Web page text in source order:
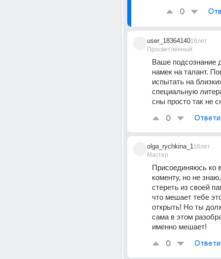
0
user_18364140
Просветленный
16лет
Ваше подсознание
намек на талант.
испытать на
специальную
сны просто так не
0
olga_rychkina_1
Мастер
16лет
Присоединяюсь ко
коменту, но не
стереть из своей
что мешает тебе
открыть! Но ты
сама в этом
именно мешает!
0